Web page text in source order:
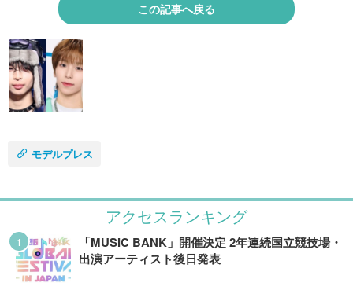
この記事へ戻る
モデルプレス
アクセスランキング
「MUSIC BANK」開催決定 2年連続国立競技場・
出演アーティスト後日発表